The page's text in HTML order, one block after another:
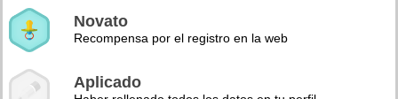
Novato
Recompensa por el registro en la web
Aplicado